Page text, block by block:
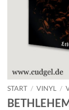
START / VINYL /